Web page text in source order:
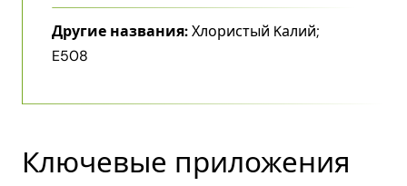
Другие названия:Хлористый Kалий;
E508
Ключевые приложения